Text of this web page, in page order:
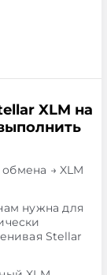
XLM на
→ XLM
нужна для
Stellar